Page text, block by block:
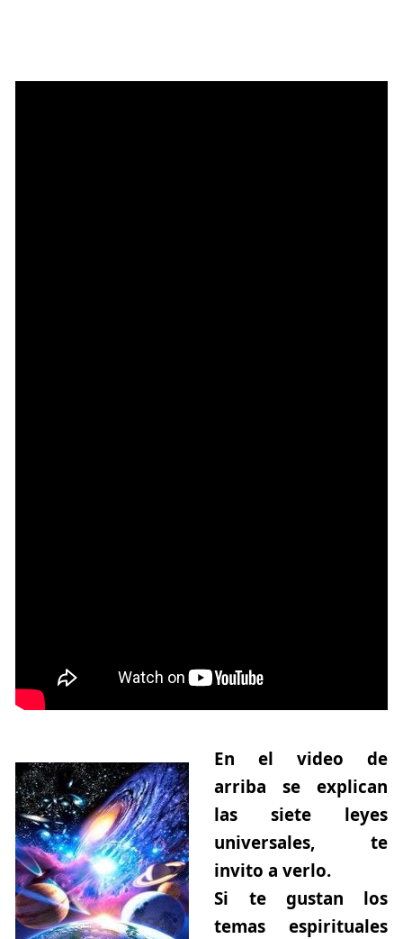
En el video de
arriba se explican
las siete leyes
universales, te
invito a verlo.
Si te gustan los
temas espirituales